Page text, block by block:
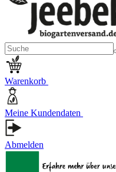
Warenkorb
Meine Kundendaten
Abmelden